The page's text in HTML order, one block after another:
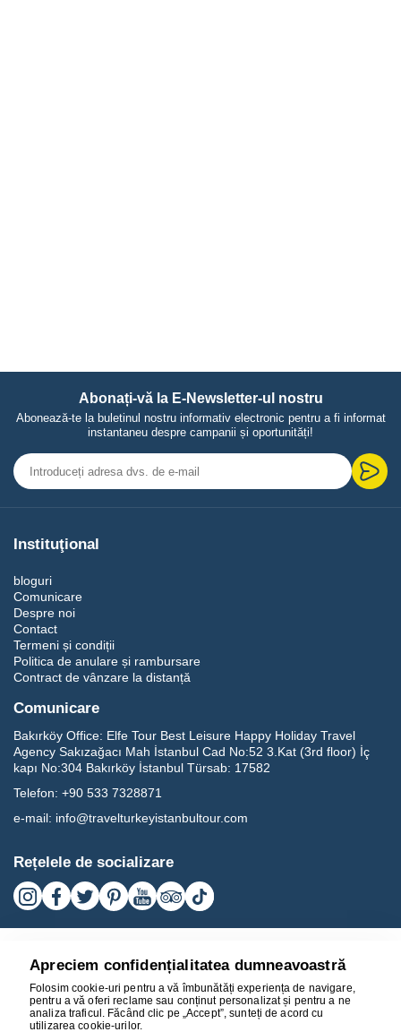
Abonați-vă la E-Newsletter-ul nostru
Abonează-te la buletinul nostru informativ electronic pentru a fi informat
instantaneu despre campanii și oportunități!
Instituţional
bloguri
Comunicare
Despre noi
Contact
Termeni și condiții
Politica de anulare și rambursare
Contract de vânzare la distanță
Comunicare
Bakırköy Office: Elfe Tour Best Leisure Happy Holiday Travel
Agency Sakızağacı Mah İstanbul Cad No:52 3.Kat (3rd floor) İç
kapı No:304 Bakırköy İstanbul Türsab: 17582
Telefon: +90 533 7328871
e-mail: info@travelturkeyistanbultour.com
Rețelele de socializare
Apreciem confidențialitatea dumneavoastră
Folosim cookie-uri pentru a vă îmbunătăți experiența de navigare,
pentru a vă oferi reclame sau conținut personalizat și pentru a ne
analiza traficul. Făcând clic pe „Accept”, sunteți de acord cu
utilizarea cookie-urilor.